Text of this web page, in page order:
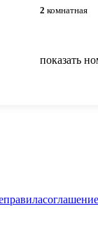
2 комнатная
показать
правиласоглашение